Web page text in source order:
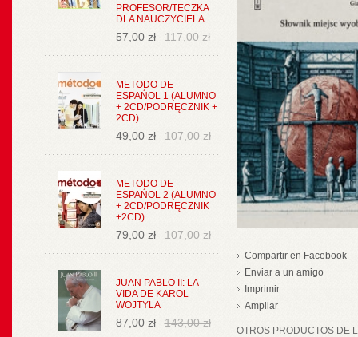
PROFESOR/TECZKA
DLA NAUCZYCIELA
57,00 zł 117,00 zł
METODO DE
ESPAŃOL 1 (ALUMNO
+ 2CD/PODRĘCZNIK +
2CD)
49,00 zł 107,00 zł
METODO DE
ESPAŃOL 2 (ALUMNO
+ 2CD/PODRĘCZNIK
+2CD)
79,00 zł 107,00 zł
JUAN PABLO II: LA
VIDA DE KAROL
WOJTYLA
87,00 zł 143,00 zł
Compartir en Facebook
Enviar a un amigo
Imprimir
Ampliar
OTROS PRODUCTOS DE